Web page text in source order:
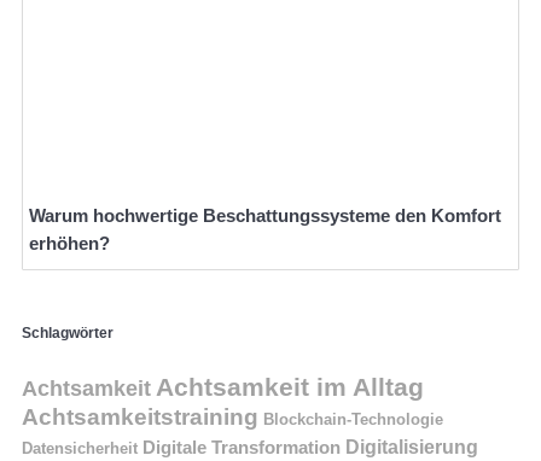
Warum hochwertige Beschattungssysteme den Komfort
erhöhen?
Schlagwörter
Achtsamkeit Achtsamkeit im Alltag
Achtsamkeitstraining Blockchain-Technologie
Datensicherheit Digitale Transformation Digitalisierung